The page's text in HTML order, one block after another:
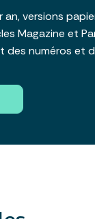
an, versions
Magazine et
des numéros et